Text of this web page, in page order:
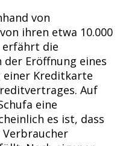
von
ihren etwa 10.000
die
Eröffnung eines
einer Kreditkarte
Auf
eine
es ist, dass